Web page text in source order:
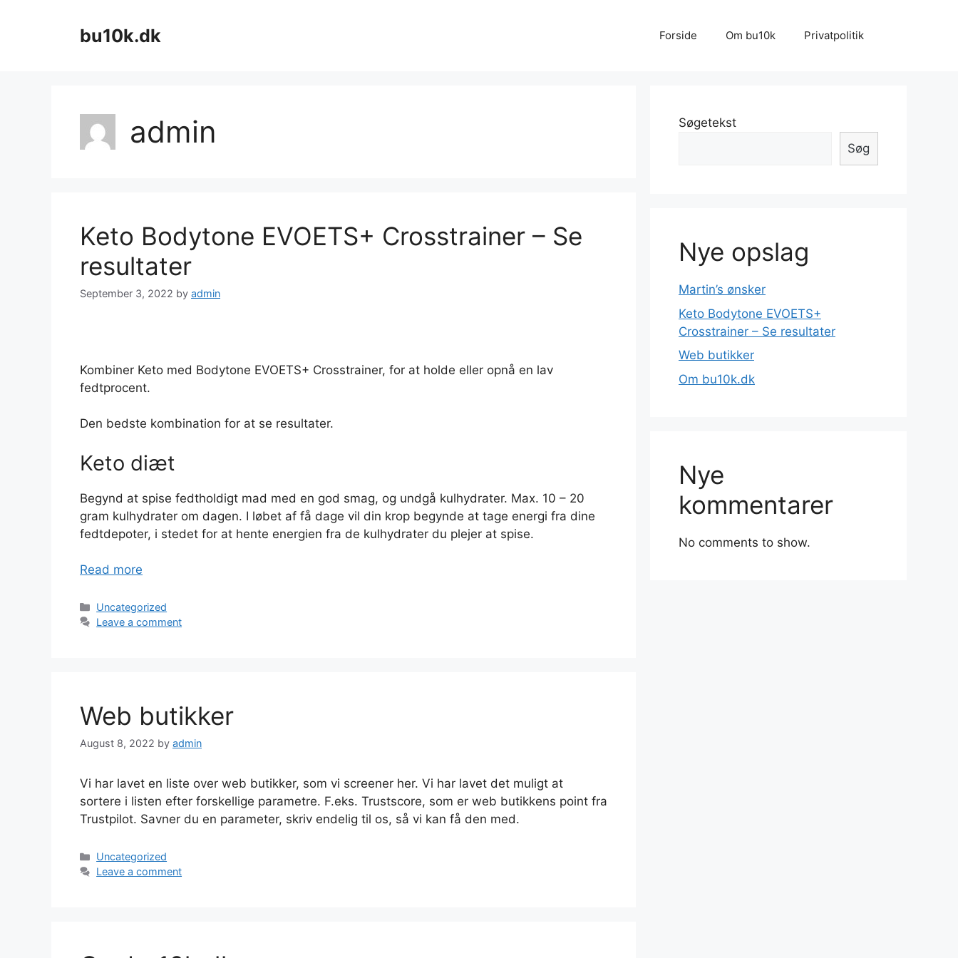
bu10k.dk Forside Om bu10k Privatpolitik
admin
Keto Bodytone EVOETS+ Crosstrainer – Se
resultater
September 3, 2022 by admin
Kombiner Keto med Bodytone EVOETS+ Crosstrainer, for at holde eller opnå en lav
fedtprocent.
Den bedste kombination for at se resultater.
Keto diæt
Begynd at spise fedtholdigt mad med en god smag, og undgå kulhydrater. Max. 10 – 20
gram kulhydrater om dagen. I løbet af få dage vil din krop begynde at tage energi fra dine
fedtdepoter, i stedet for at hente energien fra de kulhydrater du plejer at spise.
Read more
Categories
Uncategorized
Leave a comment
Web butikker
August 8, 2022 by admin
Vi har lavet en liste over web butikker, som vi screener her. Vi har lavet det muligt at
sortere i listen efter forskellige parametre. F.eks. Trustscore, som er web butikkens point fra
Trustpilot. Savner du en parameter, skriv endelig til os, så vi kan få den med.
Categories
Uncategorized
Leave a comment
Søgetekst
Søg
Nye opslag
Martin’s ønsker
Keto Bodytone EVOETS+
Crosstrainer – Se resultater
Web butikker
Om bu10k.dk
Nye
kommentarer
No comments to show.